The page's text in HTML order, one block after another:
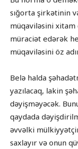
sığorta şirkətinin
müqaviləsini
müraciət edərək
müqaviləsini öz
Belə halda
yazılacaq, lakin
dəyişməyəcək.
qaydada
əvvəlki
saxlayır və onun